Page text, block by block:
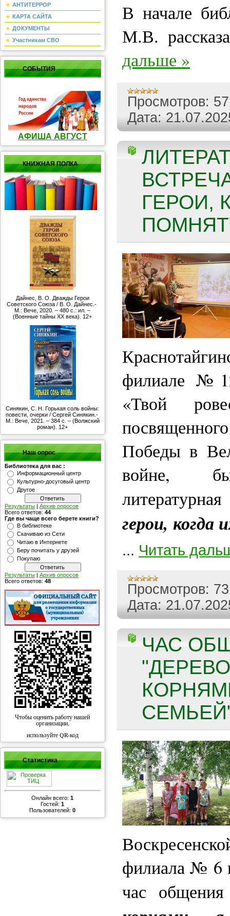
АНТИТЕРРОР
КАРТА САЙТА
ДОКУМЕНТЫ
Участникам СВО
СОБЫТИЯ
АФИША АВГУСТ
КНИЖНАЯ ПОЛКА
Дайнес, В. О. Дважды Герои
Советского Союза / В. О. Дайнес.-
М.: Вече, 2020. – 480 с.: ил. –
(Военные тайны ХХ века). 12+
Синякин, С. Н. Горькая соль войны:
повести, очерки / Сергей Синякин.-
М.: Вече, 2021. – 384 с. – (Волжский
роман). 12+
Наш опрос
Библиотека для вас :
Информационный центр
Культурно-досуговый центр
Другое
Результаты | Архив опросов
Всего ответов: 44
Где вы чаще всего берете книги?
В библиотеке
Скачиваю из Сети
Читаю в Интернете
Беру почитать у друзей
Покупаю
Результаты | Архив опросов
Всего ответов: 48
Чтобы оценить работу нашей
организации,
используйте QR-код
Статистика
Онлайн всего:1
Гостей:1
Пользователей:0
В начале
М.В.
дальше »
Просмотров: 57
Дата:
ГЕРОИ,
филиале
«Твой
Победы в
войне,
герои, когда
... Читать
Просмотров: 73
Дата:
ЧАС
филиала № 6
час общения